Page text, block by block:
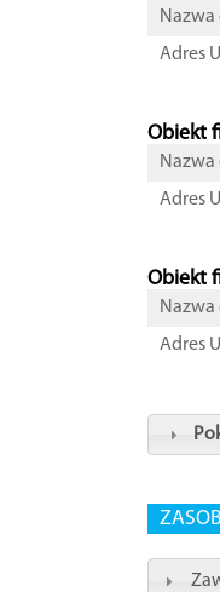
Adres
Obiekt
Adres
Obiekt
Adres